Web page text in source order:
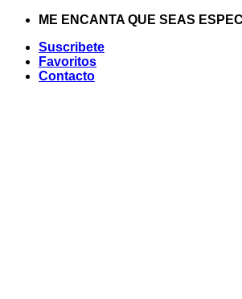
Saltar
contenido
ME ENCANTA QUE SEAS
Suscribete
Favoritos
Contacto